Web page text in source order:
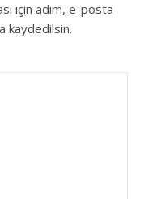
için adım, e-posta
kaydedilsin.